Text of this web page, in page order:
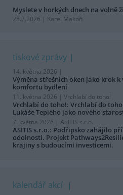
Myslete v horkých dnech na volně
28.7.2026 | Karel Makoň
tiskové zprávy
14. května 2026 |
Výměna střešních oken jako krok
komfortu bydlení
11. května 2026 | Vrchlabí do toho!
Vrchlabí do toho!: Vrchlabí do
Lukáše Teplého jako nového
7. května 2026 | ASITIS s.r.o.
ASITIS s.r.o.: Podřipsko zahájilo
odolnosti. Projekt
krajiny s budoucími investicemi.
kalendář akcí